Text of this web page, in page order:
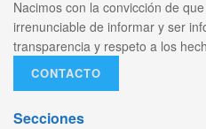
Nacimos con la convicción de
irrenunciable de informar y ser
transparencia y respeto a los
CONTACTO
Secciones